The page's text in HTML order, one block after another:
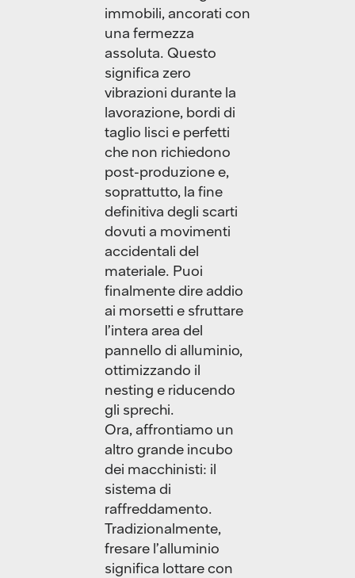
immobili, ancorati con
una fermezza
assoluta. Questo
significa zero
vibrazioni durante la
lavorazione, bordi di
taglio lisci e perfetti
che non richiedono
post-produzione e,
soprattutto, la fine
definitiva degli scarti
dovuti a movimenti
accidentali del
materiale. Puoi
finalmente dire addio
ai morsetti e sfruttare
l’intera area del
pannello di alluminio,
ottimizzando il
nesting e riducendo
gli sprechi.
Ora, affrontiamo un
altro grande incubo
dei macchinisti: il
sistema di
raffreddamento.
Tradizionalmente,
fresare l’alluminio
significa lottare con